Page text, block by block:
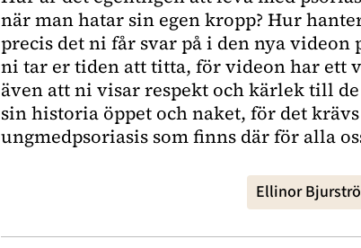
1
minute,
seconds Volume
0%
när man hatar sin egen kropp? Hur
precis det ni får svar på i den nya videon
ni tar er tiden att titta, för videon har ett
även att ni visar respekt och kärlek till
sin historia öppet och naket, för det
ungmedpsoriasis som finns där för alla
Ellinor